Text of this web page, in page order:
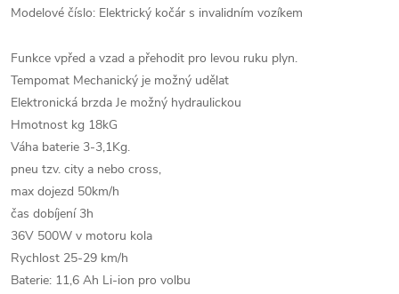
Modelové číslo: Elektrický kočár s invalidním vozíkem
Funkce vpřed a vzad a přehodit pro levou ruku plyn.
Tempomat Mechanický je možný udělat
Elektronická brzda Je možný hydraulickou
Hmotnost kg 18kG
Váha baterie 3-3,1Kg.
pneu tzv. city a nebo cross,
max dojezd 50km/h
čas dobíjení 3h
36V 500W v motoru kola
Rychlost 25-29 km/h
Baterie: 11,6 Ah Li-ion pro volbu